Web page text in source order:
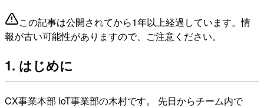
この記事は公開されてから1年以上経過しています。情
報が古い可能性がありますので、ご注意ください。
1. はじめに
CX事業本部 IoT事業部の木村です。 先日からチーム内で